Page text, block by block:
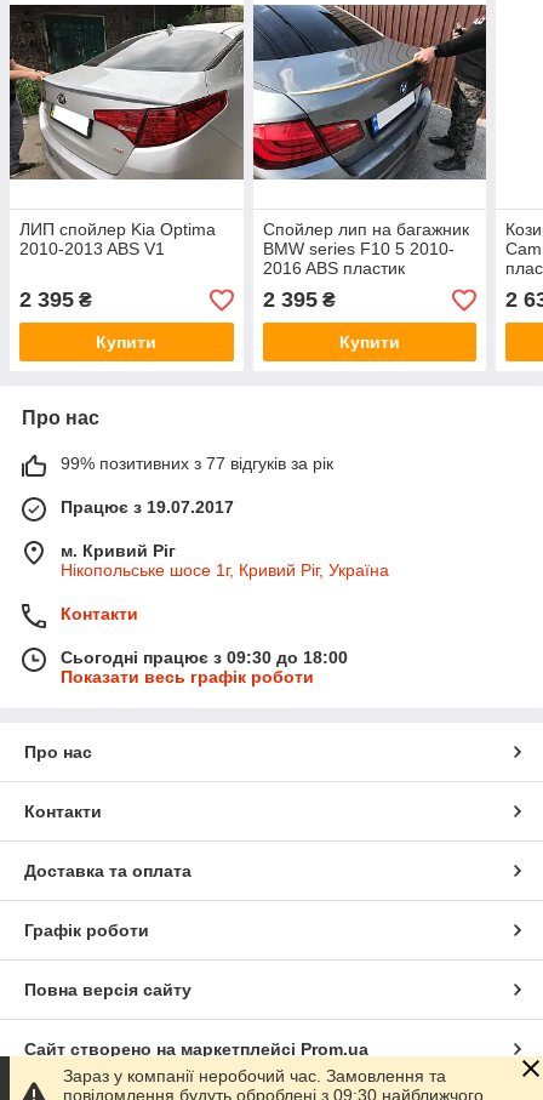
ЛИП спойлер Kia Optima
2010-2013 ABS V1
2 395 ₴
Купити
Спойлер лип на багажник
BMW series F10 5 2010-
2016 ABS пластик
2 395₴
Купити
2
Про нас
99% позитивних з 77 відгуків за рік
Працює з 19.07.2017
м. Кривий Ріг
Нікопольське шосе 1г, Кривий Ріг, Україна
Контакти
Сьогодні працює з 09:30 до 18:00
Показати весь графік роботи
Про нас
Контакти
Доставка та оплата
Графік роботи
Повна версія сайту
Сайт створено на маркетплейсі Prom.ua
Зараз у компанії неробочий час. Замовлення та
повідомлення будуть оброблені з 09:30 найближчого